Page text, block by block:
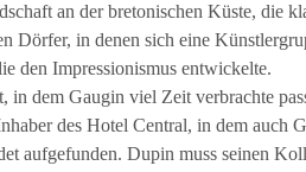
an der bretonischen Küste, die
Dörfer, in denen sich eine
den Impressionismus entwickelte.
in dem Gaugin viel Zeit verbrachte
des Hotel Central, in dem auch
aufgefunden. Dupin muss seinen